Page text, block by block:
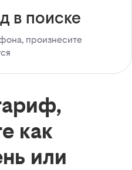
в поиске
произнесите
как
или